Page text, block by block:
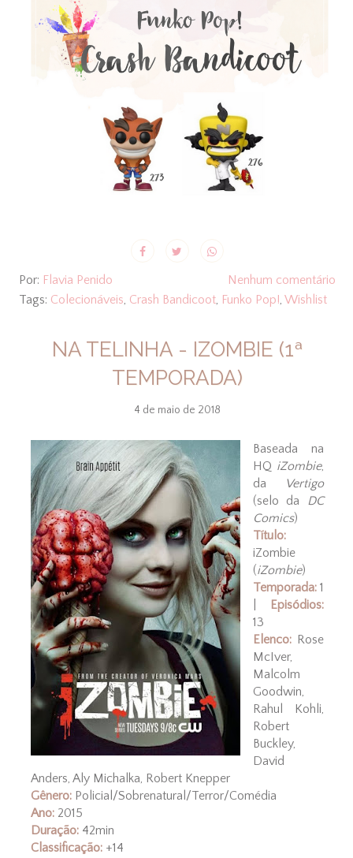
Por: Flavia Penido
Nenhum comentário
Tags: Colecionáveis, Crash Bandicoot, Funko Pop!, Wishlist
NA TELINHA - IZOMBIE (1ª
TEMPORADA)
4 de maio de 2018
Baseada na
HQ iZombie,
da
Vertigo
(selo da DC
Comics)
Título:
iZombie
(iZombie)
Temporada:1
Episódios:
13
Elenco:Rose
McIver,
Malcolm
Goodwin,
Rahul Kohli,
Robert
Buckley,
David
Anders, Aly Michalka, Robert Knepper
Gênero:Policial/Sobrenatural/Terror/Comédia
Ano: 2015
Duração:42min
Classificação:+14